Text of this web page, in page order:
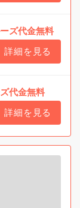
ズ代金無料
詳細を見る
代金無料
詳細を見る